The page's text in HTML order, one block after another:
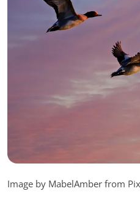
Image by MabelAmber from